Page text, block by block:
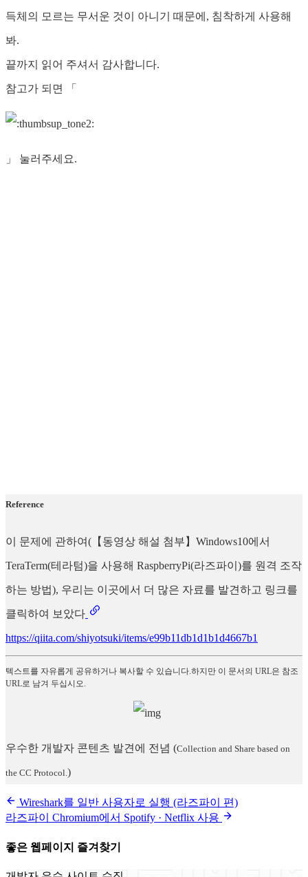
득체의 모르는 무서운 것이 아니기 때문에, 침착하게 사용해
봐.
끝까지 읽어 주셔서 감사합니다.
참고가 되면 「
」 눌러주세요.
Reference
이 문제에 관하여(【동영상 해설 첨부】Windows10에서
TeraTerm(테라텀)을 사용해 RaspberryPi(라즈파이)를 원격 조작
하는 방법), 우리는 이곳에서 더 많은 자료를 발견하고 링크를
클릭하여 보았다
https://qiita.com/shiyotsuki/items/e99b11db1d1b1d4667b1
텍스트를 자유롭게 공유하거나 복사할 수 있습니다.하지만 이 문서의 URL은 참조
URL로 남겨 두십시오.
우수한 개발자 콘텐츠 발견에 전념 (Collection and Share based on
the CC Protocol.)
Wireshark를 일반 사용자로 실행 (라즈파이 편)
라즈파이 Chromium에서 Spotify · Netflix 사용
좋은 웹페이지 즐겨찾기